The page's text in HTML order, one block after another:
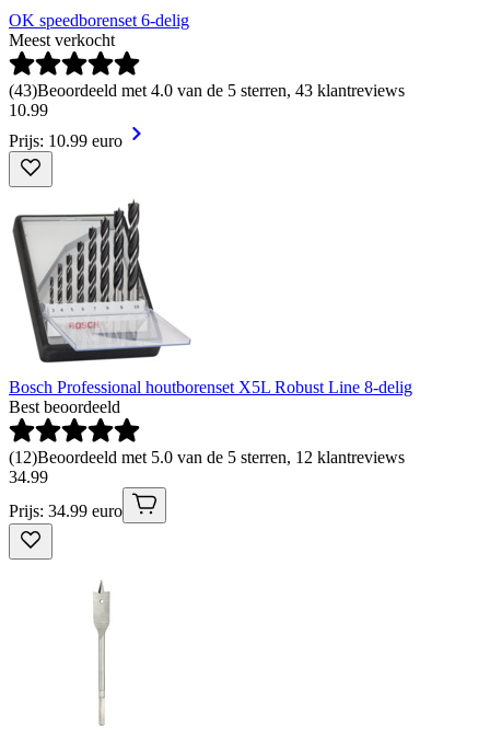
OK speedborenset 6-delig
Meest verkocht
(43)Beoordeeld met 4.0 van de 5 sterren, 43 klantreviews
10.99
Prijs: 10.99 euro
Bosch Professional houtborenset X5L Robust Line 8-delig
Best beoordeeld
(12)Beoordeeld met 5.0 van de 5 sterren, 12 klantreviews
34.99
Prijs: 34.99 euro